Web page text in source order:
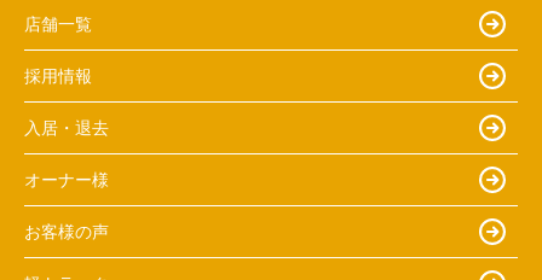
店舗一覧
採用情報
入居・退去
オーナー様
お客様の声